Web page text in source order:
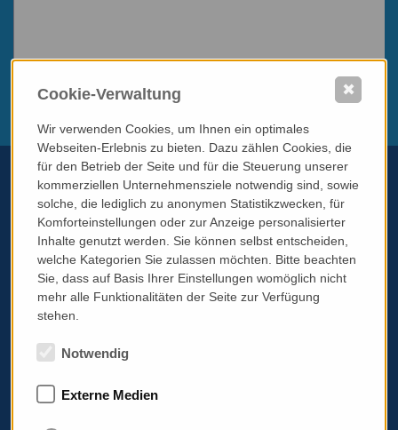
Telefon:+43 699 11784690
Email:info@italissimo.at
Kontaktadresse:
italissimo.at
Albrechtstraße 103A/11
Impressum
AGB & Datenschutz
Cookie-Verwaltung
Wir verwenden Cookies, um Ihnen ein optimales
Webseiten-Erlebnis zu bieten. Dazu zählen Cookies, die
für den Betrieb der Seite und für die Steuerung unserer
kommerziellen Unternehmensziele notwendig sind, sowie
solche, die lediglich zu anonymen Statistikzwecken, für
Komforteinstellungen oder zur Anzeige personalisierter
Inhalte genutzt werden. Sie können selbst entscheiden,
welche Kategorien Sie zulassen möchten. Bitte beachten
Sie, dass auf Basis Ihrer Einstellungen womöglich nicht
mehr alle Funktionalitäten der Seite zur Verfügung
stehen.
Notwendig
Externe Medien
✖